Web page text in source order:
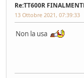
Re:TT600R
13 Ottobre 2021, 07:39:33
Non la usa